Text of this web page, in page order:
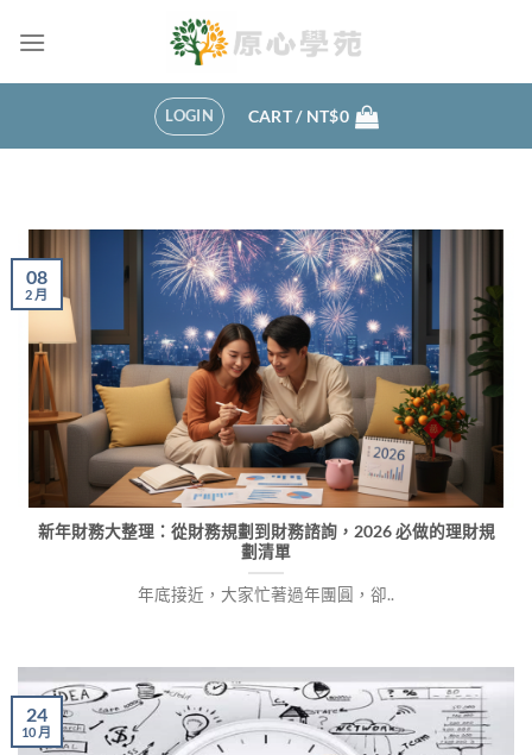
LOGIN CART / NT$0
新年財務大整理：從財務規劃到財務諮詢，2026 必做的理財規
劃清單
年底接近，大家忙著過年團圓，卻..
08
2 月
24
10 月